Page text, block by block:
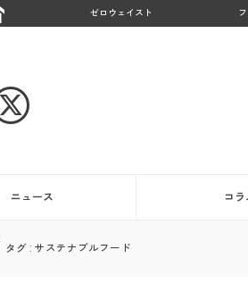
ゼロウェイスト
ニュース コ
タグ : サステナブルフード